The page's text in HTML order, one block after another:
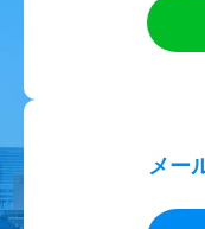
メー